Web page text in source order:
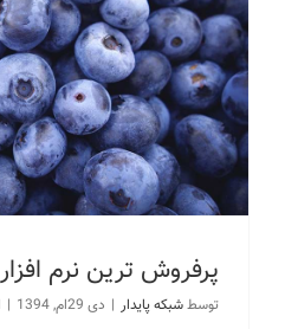
پرفروش ترین نرم
توسطشبکه پایدار | دی 29ام, 1394 |